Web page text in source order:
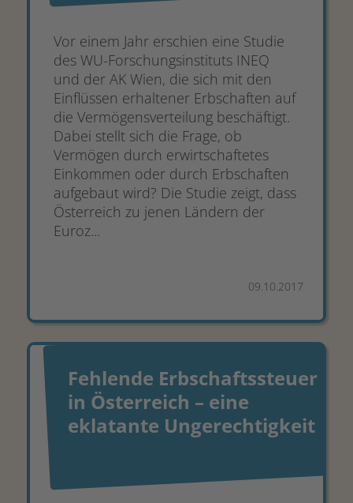
Vor einem Jahr erschien eine Studie
des WU-Forschungsinstituts INEQ
und der AK Wien, die sich mit den
Einflüssen erhaltener Erbschaften auf
die Vermögensverteilung beschäftigt.
Dabei stellt sich die Frage, ob
Vermögen durch erwirtschaftetes
Einkommen oder durch Erbschaften
aufgebaut wird? Die Studie zeigt, dass
Österreich zu jenen Ländern der
Euroz...
09.10.2017
Fehlende Erbschaftssteuer
in Österreich – eine
eklatante Ungerechtigkeit